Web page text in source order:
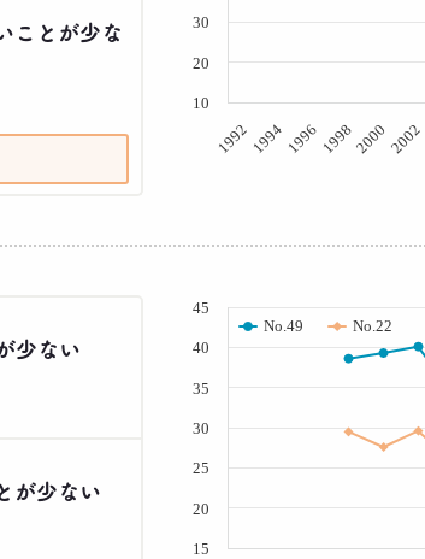
ことが少な
1992 1994 1996 19982000 2002
20
30
10
少ない
が少ない
No.49 No.22
20
30
40
15
25
35
45